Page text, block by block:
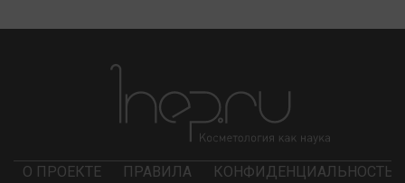
О ПРОЕКТЕ ПРАВИЛА КОНФИДЕНЦИАЛЬНОСТЬ